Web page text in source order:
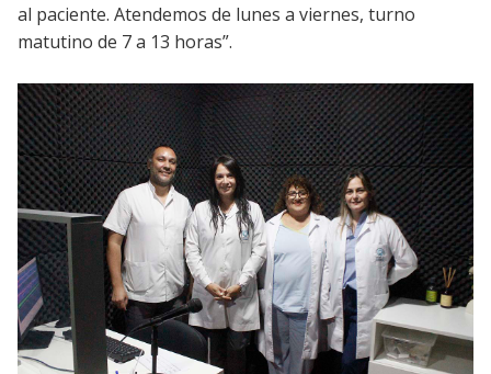
al paciente. Atendemos de lunes a viernes, turno
matutino de 7 a 13 horas”.